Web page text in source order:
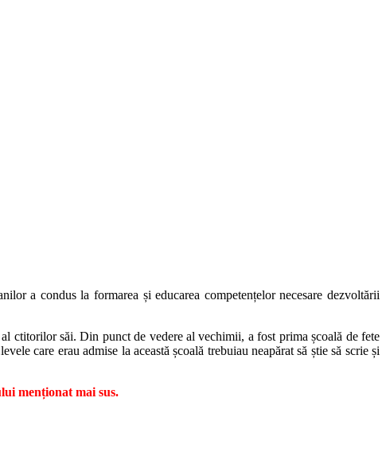
a condus la formarea și educarea competențelor necesare dezvoltării
ctitorilor săi. Din punct de vedere al vechimii, a fost prima școală de fete
care erau admise la această școală trebuiau neapărat să știe să scrie și
menționat mai sus.